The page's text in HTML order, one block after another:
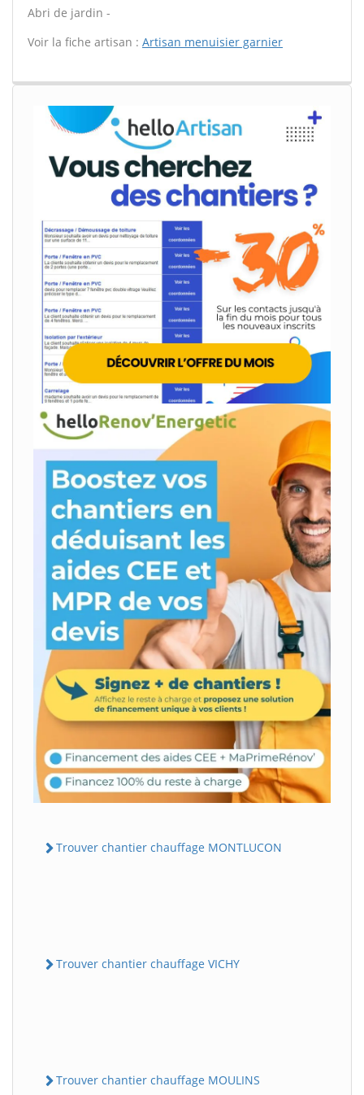
Abri de jardin -
Voir la fiche artisan : Artisan menuisier garnier
Trouver chantier chauffage MONTLUCON
Trouver chantier chauffage VICHY
Trouver chantier chauffage MOULINS